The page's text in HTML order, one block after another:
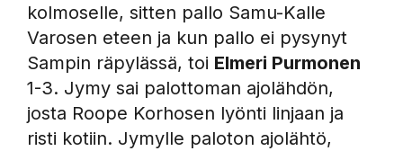
kolmoselle, sitten pallo Samu-Kalle
Varosen eteen ja kun pallo ei pysynyt
Sampin räpylässä, toi Elmeri Purmonen
1-3. Jymy sai palottoman ajolähdön,
josta Roope Korhosen lyönti linjaan ja
risti kotiin. Jymylle paloton ajolähtö,